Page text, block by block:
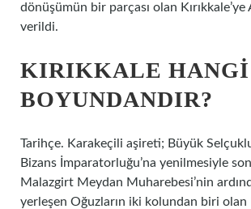
dönüşümün bir parçası olan Kırıkkale’ye
verildi.
KIRIKKALE HANGI
BOYUNDANDIR?
Tarihçe. Karakeçili aşireti; Büyük
Bizans İmparatorluğu’na yenilmesiyle
Malazgirt Meydan Muharebesi’nin
yerleşen Oğuzların iki kolundan biri olan